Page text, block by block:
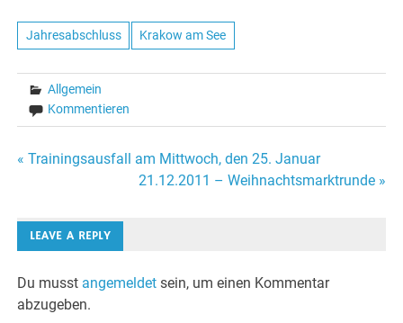
Jahresabschluss Krakow am See
Allgemein
Kommentieren
Beitragsnavigation
« Trainingsausfall am Mittwoch, den 25. Januar
21.12.2011 – Weihnachtsmarktrunde »
LEAVE A REPLY
Du musst angemeldet sein, um einen Kommentar
abzugeben.